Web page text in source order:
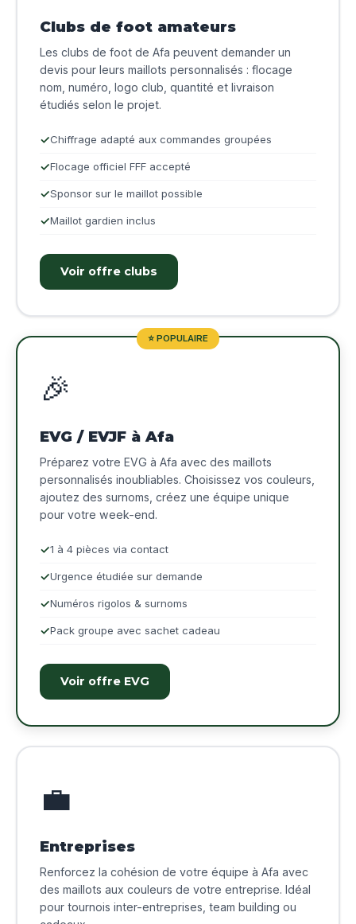
Clubs de foot amateurs
Les clubs de foot de Afa peuvent demander un
devis pour leurs maillots personnalisés : flocage
nom, numéro, logo club, quantité et livraison
étudiés selon le projet.
Chiffrage adapté aux commandes groupées
Flocage officiel FFF accepté
Sponsor sur le maillot possible
Maillot gardien inclus
Voir offre clubs
⭐ POPULAIRE
🎉
EVG / EVJF à Afa
Préparez votre EVG à Afa avec des maillots
personnalisés inoubliables. Choisissez vos couleurs,
ajoutez des surnoms, créez une équipe unique
pour votre week-end.
1 à 4 pièces via contact
Urgence étudiée sur demande
Numéros rigolos & surnoms
Pack groupe avec sachet cadeau
Voir offre EVG
💼
Entreprises
Renforcez la cohésion de votre équipe à Afa avec
des maillots aux couleurs de votre entreprise. Idéal
pour tournois inter-entreprises, team building ou